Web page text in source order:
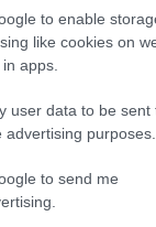
to enable
like cookies on
apps.
user data to be sent
purposes.
to send me
αργία
τον δημόσιο
και
κλάδους (όπως